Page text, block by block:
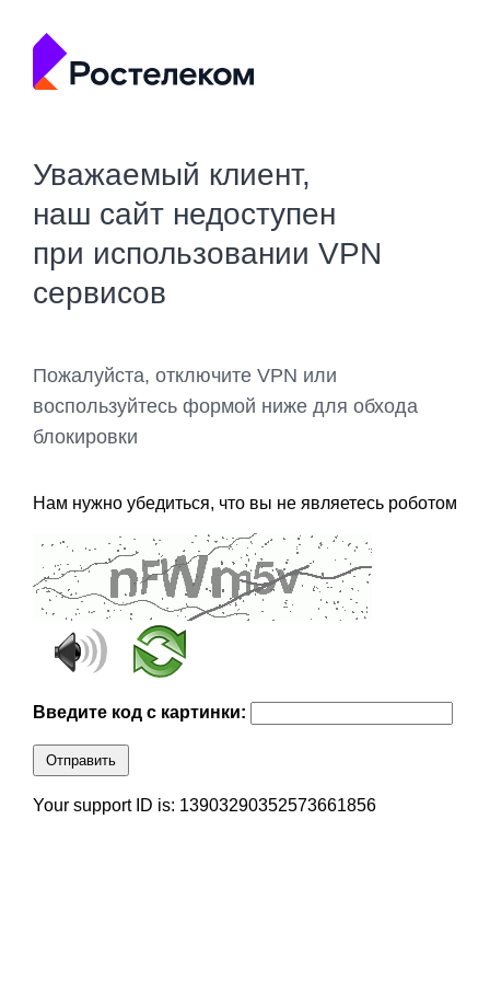
Уважаемый клиент,
наш сайт недоступен
при использовании VPN
сервисов
Пожалуйста, отключите VPN или
воспользуйтесь формой ниже для обхода
блокировки
Нам нужно убедиться, что вы не являетесь роботом
Введите код с картинки:
Отправить
Your support ID is: 13903290352573661856